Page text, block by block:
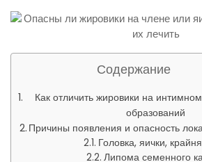
Содержание
Как отличить жировики на
образований
Причины появления и опасность
Головка, яички,
Липома семенного